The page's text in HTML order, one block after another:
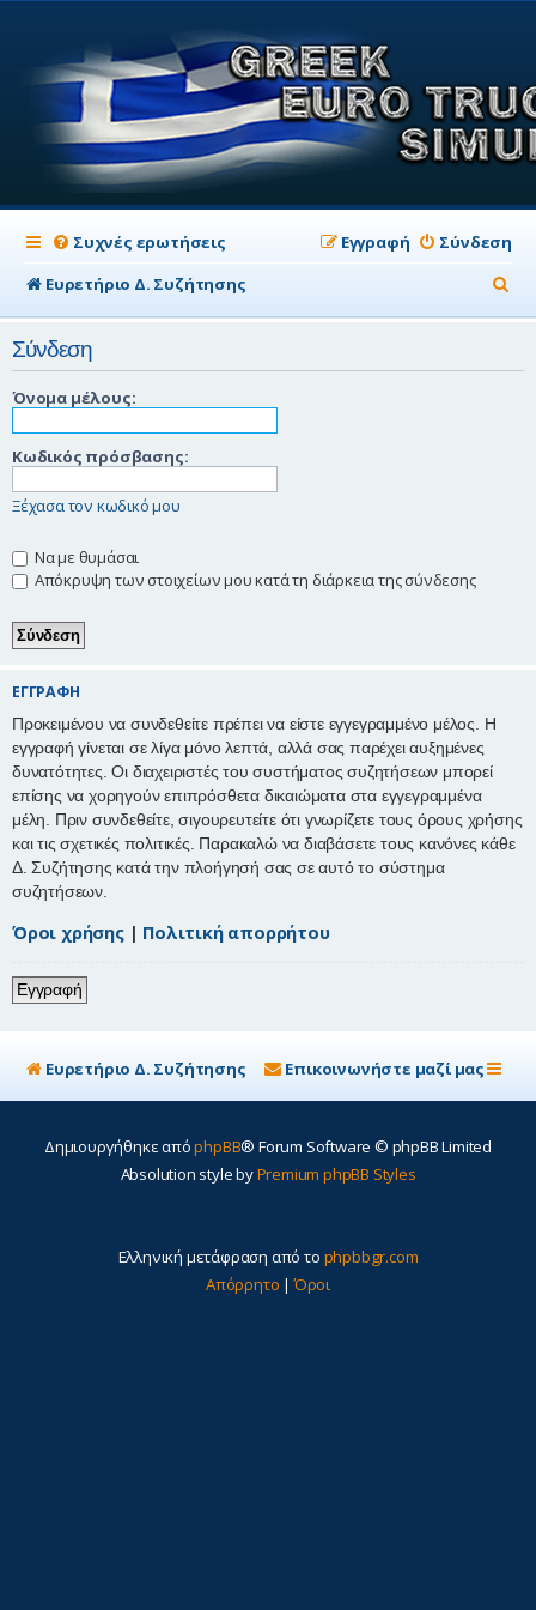
Συχνές ερωτήσεις Σύνδεση
Εγγραφή
Ευρετήριο Δ. Συζήτησης
ν
Σύνδεση
Όνομα μέλους:
Κωδικός πρόσβασης:
Ξέχασα τον κωδικό μου
Να με θυμάσαι
Απόκρυψη των στοιχείων μου κατά τη διάρκεια της σύνδεσης
ΕΓΓΡΑΦΉ
Προκειμένου να συνδεθείτε πρέπει να είστε εγγεγραμμένο μέλος. Η
εγγραφή γίνεται σε λίγα μόνο λεπτά, αλλά σας παρέχει αυξημένες
δυνατότητες. Οι διαχειριστές του συστήματος συζητήσεων μπορεί
επίσης να χορηγούν επιπρόσθετα δικαιώματα στα εγγεγραμμένα
μέλη. Πριν συνδεθείτε, σιγουρευτείτε ότι γνωρίζετε τους όρους χρήσης
και τις σχετικές πολιτικές. Παρακαλώ να διαβάσετε τους κανόνες κάθε
Δ. Συζήτησης κατά την πλοήγησή σας σε αυτό το σύστημα
συζητήσεων.
Όροι χρήσης| Πολιτική απορρήτου
Εγγραφή
Ευρετήριο Δ. Συζήτησης Επικοινωνήστε μαζί μας
Δημιουργήθηκε απόphpBB® Forum Software © phpBB Limited
Absolution style byPremium phpBB Styles
Ελληνική μετάφραση από το phpbbgr.com
Απόρρητο |Όροι